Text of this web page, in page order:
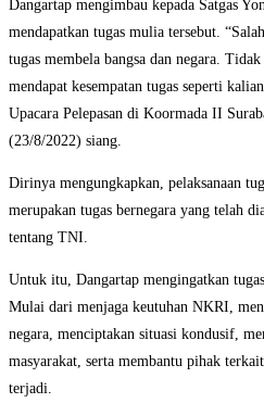
Dangartap mengimbau kepada Satgas
mendapatkan tugas mulia tersebut.
tugas membela bangsa dan negara.
mendapat kesempatan tugas seperti
Upacara Pelepasan di Koormada II
(23/8/2022) siang.
Dirinya mengungkapkan, pelaksanaan
merupakan tugas bernegara yang telah
tentang TNI.
Untuk itu, Dangartap mengingatkan
Mulai dari menjaga keutuhan NKRI,
negara, menciptakan situasi kondusif,
masyarakat, serta membantu pihak
terjadi.